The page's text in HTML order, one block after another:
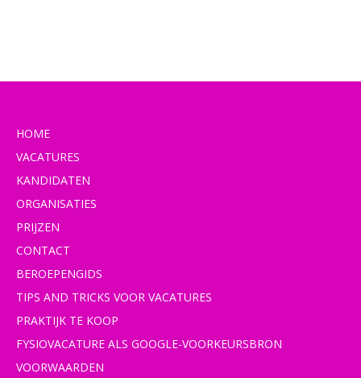
HOME
VACATURES
KANDIDATEN
ORGANISATIES
PRIJZEN
CONTACT
BEROEPENGIDS
TIPS AND TRICKS VOOR VACATURES
PRAKTIJK TE KOOP
FYSIOVACATURE ALS GOOGLE-VOORKEURSBRON
VOORWAARDEN